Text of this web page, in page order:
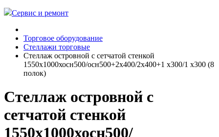
Сервис и ремонт
Торговое оборудование
Стеллажи торговые
Стеллаж островной с сетчатой стенкой
1550х1000хосн500/осн500+2х400/2х400+1 х300/1 х300 (8
полок)
Стеллаж островной с
сетчатой стенкой
1550х1000хосн500/